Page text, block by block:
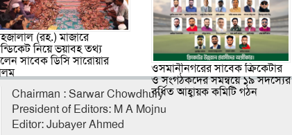
(রহ.) মাজারে
নিয়ে ভয়াবহ তথ্য
সাবেক ডিসি সারোয়ার
ওসমানীনগরের সাবেক ক্রিকেটার
ও সংগঠকদের সমন্বয়ে ১৯ সদস্যের
বর্ধিত আহ্বায়ক কমিটি গঠন
Chairman : Sarwar Chowdhury
President of Editors: M A Mojnu
Editor: Jubayer Ahmed